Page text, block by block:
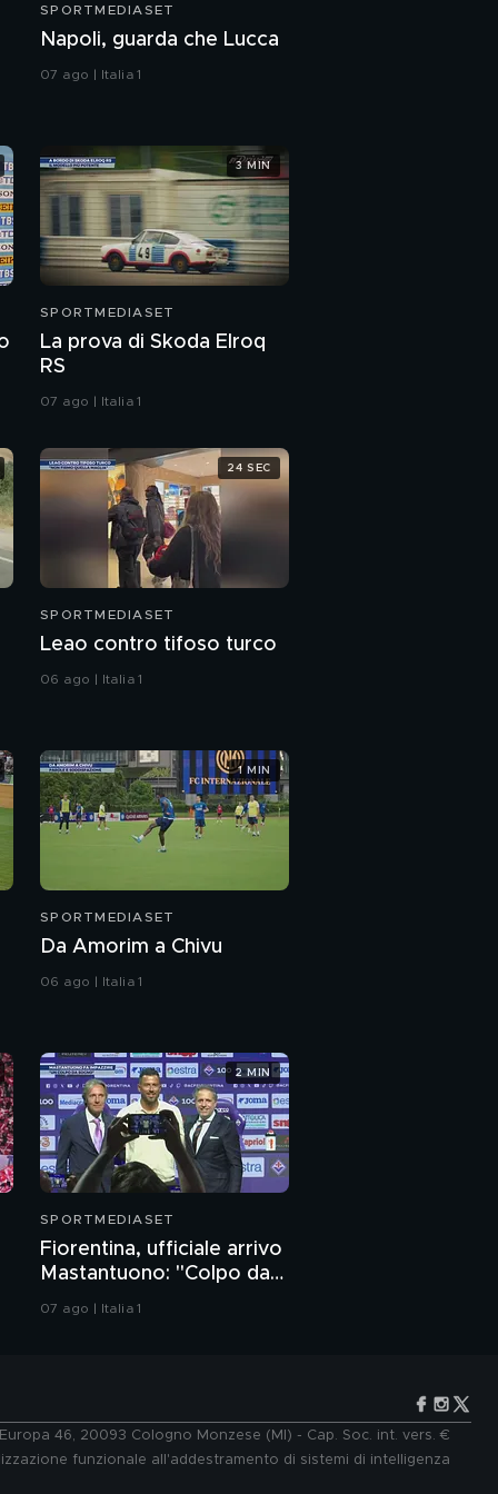
SPORTMEDIASET
Napoli, guarda che Lucca
07 ago | Italia 1
SPORTMEDIASET
La prova di Skoda Elroq
RS
07 ago | Italia 1
3 MIN
SPORTMEDIASET
Leao contro tifoso turco
06 ago | Italia 1
24 SEC
SPORTMEDIASET
Da Amorim a Chivu
06 ago | Italia 1
1 MIN
SPORTMEDIASET
Fiorentina, ufficiale arrivo
Mastantuono: "Colpo da
sogno"
07 ago | Italia 1
2 MIN
46, 20093 Cologno Monzese (MI) - Cap. Soc. int. vers. €
funzionale all'addestramento di sistemi di intelligenza